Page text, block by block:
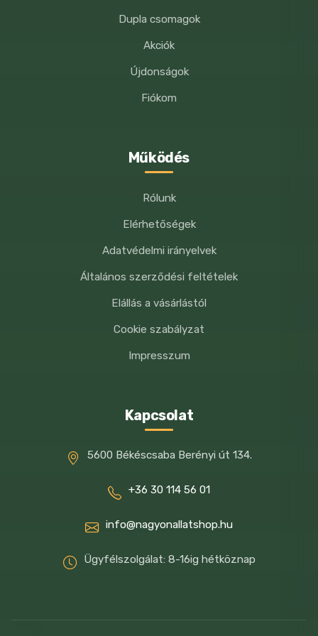
keksz/hét
kg)/6-10 keksz/hét
Nagy méretű kutya
Dupla csomagok
Akciók
Újdonságok
Fiókom
Működés
Rólunk
Elérhetőségek
Adatvédelmi irányelvek
Általános szerződési feltételek
Elállás a vásárlástól
Cookie szabályzat
Impresszum
Kapcsolat
5600 Békéscsaba Berényi út 134.
+36 30 114 56 01
info@nagyonallatshop.hu
Ügyfélszolgálat: 8-16ig hétköznap